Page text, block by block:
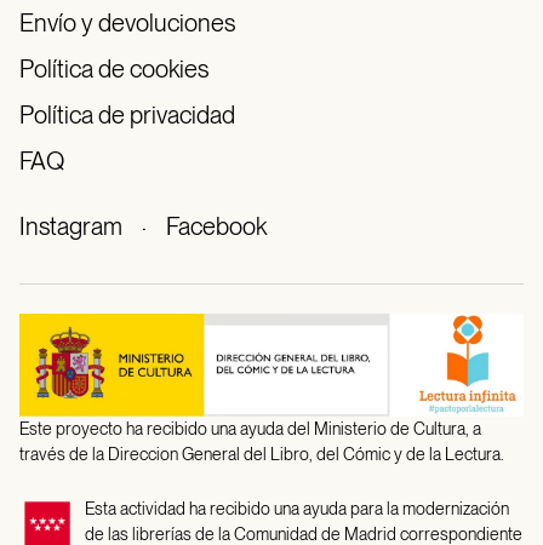
Envío y devoluciones
Política de cookies
Política de privacidad
FAQ
Instagram · Facebook
Este proyecto ha recibido una ayuda del Ministerio de Cultura, a
través de la Direccion General del Libro, del Cómic y de la Lectura.
Esta actividad ha recibido una ayuda para la modernización
de las librerías de la Comunidad de Madrid correspondiente